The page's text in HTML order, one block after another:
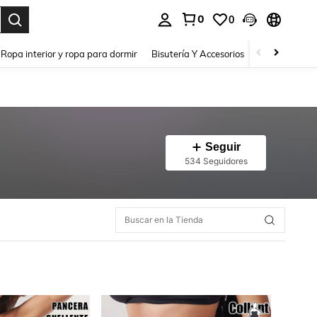
0 0
Ropa interior y ropa para dormir Bisutería Y Accesorios Zapatos
Seguir
534 Seguidores